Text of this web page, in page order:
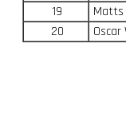
19
Matts
20